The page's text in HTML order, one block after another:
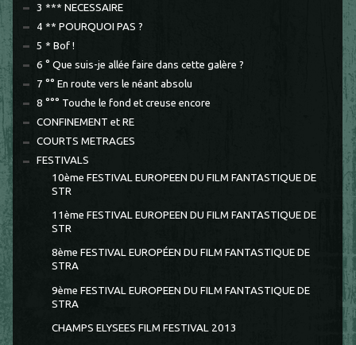
3 *** NECESSAIRE
4 ** POURQUOI PAS ?
5 * Bof !
6 ° Que suis-je allée faire dans cette galère ?
7 °° En route vers le néant absolu
8 °°° Touche le fond et creuse encore
CONFINEMENT et RE
COURTS METRAGES
FESTIVALS
10ème FESTIVAL EUROPEEN DU FILM FANTASTIQUE DE
STR
11ème FESTIVAL EUROPEEN DU FILM FANTASTIQUE DE
STR
8ème FESTIVAL EUROPÉEN DU FILM FANTASTIQUE DE
STRA
9ème FESTIVAL EUROPEEN DU FILM FANTASTIQUE DE
STRA
CHAMPS ELYSEES FILM FESTIVAL 2013